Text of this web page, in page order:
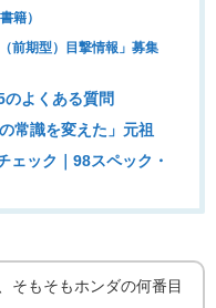
籍）
前期型）目撃情報」募集
よくある質問
常識を変えた」元祖
ェック｜98スペック・
ラ初のType R誕生
そもそもホンダの何番目